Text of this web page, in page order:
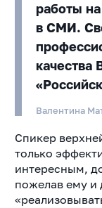
работы
в СМИ.
качества
Валентина
Спикер
только
интересным,
пожелав ему и